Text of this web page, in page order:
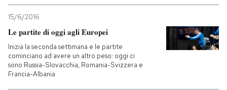
CALENDARIO
Entra
15/6/2016
Le partite di oggi agli Europei
Inizia la seconda settimana e le partite
cominciano ad avere un altro peso: oggi ci
sono Russia-Slovacchia, Romania-Svizzera e
Francia-Albania